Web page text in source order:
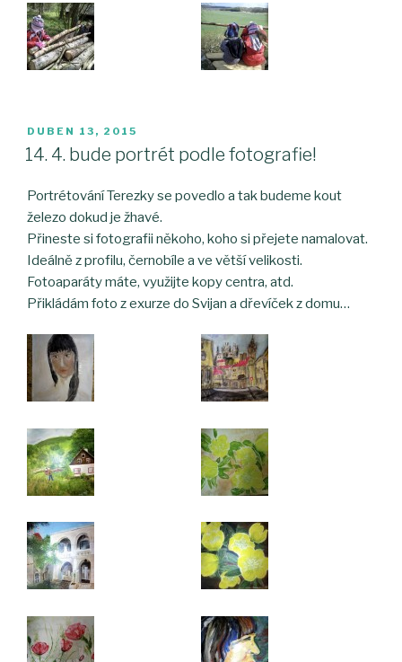
PUBLIKOVÁNO
DUBEN 13, 2015
14. 4. bude portrét podle fotografie!
Portrétování Terezky se povedlo a tak budeme kout
železo dokud je žhavé.
Přineste si fotografii někoho, koho si přejete namalovat.
Ideálně z profilu, černobíle a ve větší velikosti.
Fotoaparáty máte, využijte kopy centra, atd.
Přikládám foto z exurze do Svijan a dřevíček z domu…